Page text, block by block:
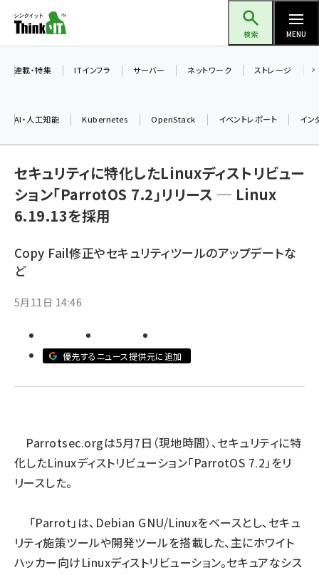
ン
ツ
検索 MENU
加藤銘のチーム貢献～仲間と築いた勝利の絆～ (2304)
iot女子会 (2263)
abc123 (1346)
連載・特集 ITインフラ サーバー ネットワーク ストレージ
AI・人工知能 Kubernetes OpenStack イベントレポート イン
セキュリティに特化したLinuxディストリビュー
ション「ParrotOS 7.2」リリース ─ Linux
6.19.13を採用
Copy Fail修正やセキュリティツールのアップデートな
ど
5月11日 14:46
優先するニュース提供元に追加
Parrotsec.orgは5月7日（現地時間）、セキュリティに特
化したLinuxディストリビューション「ParrotOS 7.2」をリ
リースした。
「Parrot」は、Debian GNU/Linuxをベースとし、セキュ
リティ施策ツールや開発ツールを搭載した、主にホワイト
ハッカー向けLinuxディストリビューション。セキュアなシス